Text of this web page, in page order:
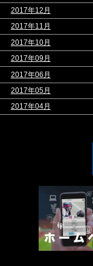
2017年12月
2017年11月
2017年10月
2017年09月
2017年06月
2017年05月
2017年04月